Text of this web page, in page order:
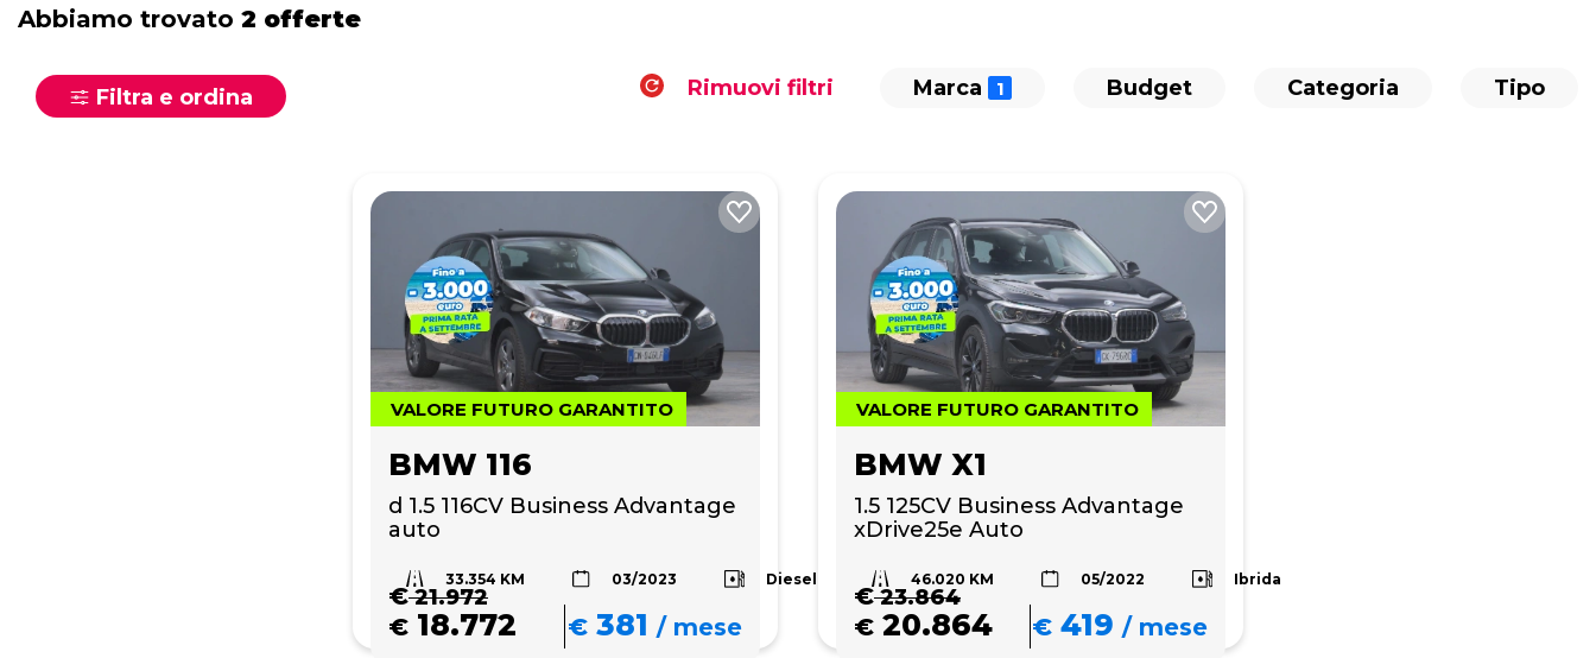
Abbiamo trovato 2 offerte
Filtra e ordina Rimuovi filtri Marca Budget Categoria Tipo
VALORE FUTURO GARANTITO
BMW 116
d 1.5 116CV Business Advantage
auto
33.354 KM 03/2023 Diesel
€21.972
€ 18.772 € 381 / mese
VALORE FUTURO GARANTITO
BMW X1
1.5 125CV Business Advantage
xDrive25e Auto
46.020 KM 05/2022 Ibrida
€23.864
€ 20.864 € 419 / mese